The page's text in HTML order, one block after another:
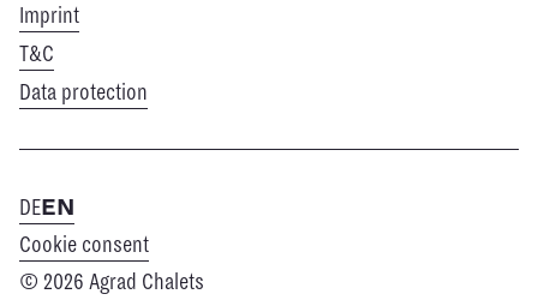
Imprint
T&C
Data protection
DEEN
Cookie consent
© 2026 Agrad Chalets